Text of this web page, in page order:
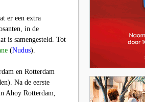
er een extra
in de
is samengesteld. Tot
(Nudus).
en Rotterdam
Na de eerste
Ahoy Rotterdam,